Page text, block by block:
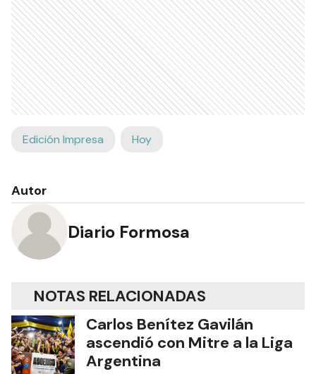
Edición Impresa Hoy
Autor
Diario Formosa
NOTAS RELACIONADAS
Carlos Benítez Gavilán
ascendió con Mitre a la Liga
Argentina